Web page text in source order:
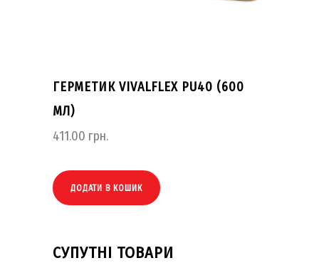
ГЕРМЕТИК VIVALFLEX PU40 (600
МЛ)
411.00 грн.
ДОДАТИ В КОШИК
СУПУТНІ ТОВАРИ